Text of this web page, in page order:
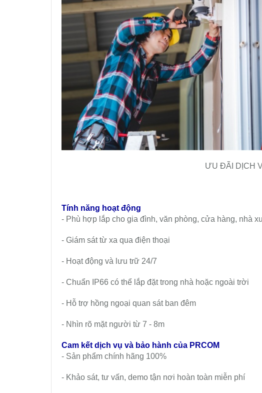
ƯU ĐÃI DỊCH
Tính năng hoạt động
- Phù hợp lắp cho gia đình, văn phòng, cửa hàng, nhà
- Giám sát từ xa qua điện thoại
- Hoạt động và lưu trữ 24/7
- Chuẩn IP66 có thể lắp đặt trong nhà hoặc ngoài trời
- Hỗ trợ hồng ngoại quan sát ban đêm
- Nhìn rõ mặt người từ 7 - 8m
Cam kết dịch vụ và bảo hành của PRCOM
- Sản phẩm chính hãng 100%
- Khảo sát, tư vấn, demo tận nơi hoàn toàn miễn phí